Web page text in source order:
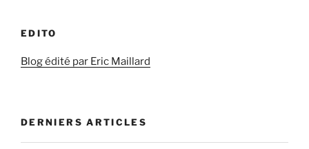
par
Steven
EDITO
Blog édité par Eric Maillard
DERNIERS ARTICLES